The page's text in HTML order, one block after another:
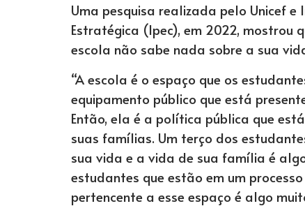
Uma pesquisa realizada pelo Unicef e
Estratégica (Ipec), em 2022, mostrou
escola não sabe nada sobre a sua
“A escola é o espaço que os
equipamento público que está
Então, ela é a política pública que
suas famílias. Um terço dos
sua vida e a vida de sua família é
estudantes que estão em um
pertencente a esse espaço é algo